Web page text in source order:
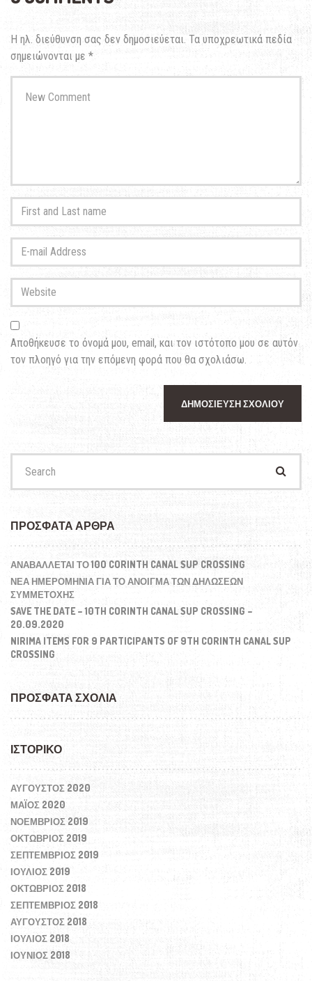
Η ηλ. διεύθυνση σας δεν δημοσιεύεται. Τα υποχρεωτικά πεδία
σημειώνονται με *
comment*
First
Last
name*
Address*
Website
Αποθήκευσε το όνομά μου, email, και τον ιστότοπο μου σε αυτόν
τον πλοηγό για την επόμενη φορά που θα σχολιάσω.
ΠΡΌΣΦΑΤΑ ΆΡΘΡΑ
ΑΝΑΒΆΛΛΕΤΑΙ ΤΟ 10O CORINTH CANAL SUP CROSSING
ΝΕΑ ΗΜΕΡΟΜΗΝΙΑ ΓΙΑ ΤΟ ΑΝΟΙΓΜΑ ΤΩΝ ΔΗΛΩΣΕΩΝ
ΣΥΜΜΕΤΟΧΗΣ
SAVE THE DATE – 10TH CORINTH CANAL SUP CROSSING –
20.09.2020
NIRIMA ITEMS FOR 9 PARTICIPANTS OF 9TH CORINTH CANAL SUP
CROSSING
ΠΡΌΣΦΑΤΑ ΣΧΌΛΙΑ
ΙΣΤΟΡΙΚΌ
ΑΎΓΟΥΣΤΟΣ 2020
ΜΆΙΟΣ 2020
ΝΟΈΜΒΡΙΟΣ 2019
ΟΚΤΏΒΡΙΟΣ 2019
ΣΕΠΤΈΜΒΡΙΟΣ 2019
ΙΟΎΛΙΟΣ 2019
ΟΚΤΏΒΡΙΟΣ 2018
ΣΕΠΤΈΜΒΡΙΟΣ 2018
ΑΎΓΟΥΣΤΟΣ 2018
ΙΟΎΛΙΟΣ 2018
ΙΟΎΝΙΟΣ 2018